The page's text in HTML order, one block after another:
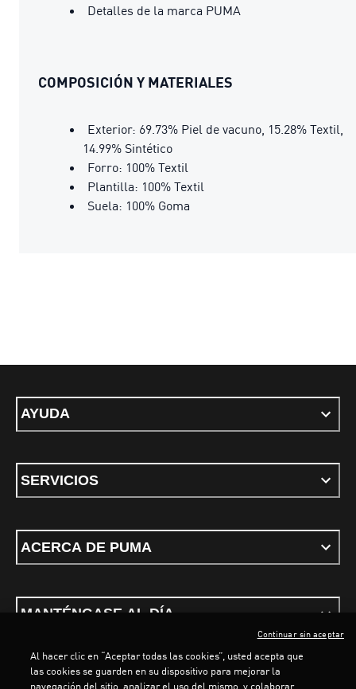
Detalles de la marca PUMA
COMPOSICIÓN Y MATERIALES
Exterior: 69.73% Piel de vacuno, 15.28% Textil,
14.99% Sintético
Forro: 100% Textil
Plantilla: 100% Textil
Suela: 100% Goma
AYUDA
SERVICIOS
ACERCA DE PUMA
MANTÉNGASE AL DÍA
Al hacer clic en “Aceptar todas las cookies”, usted acepta que
las cookies se guarden en su dispositivo para mejorar la
navegación del sitio, analizar el uso del mismo, y colaborar
Continuar sin aceptar